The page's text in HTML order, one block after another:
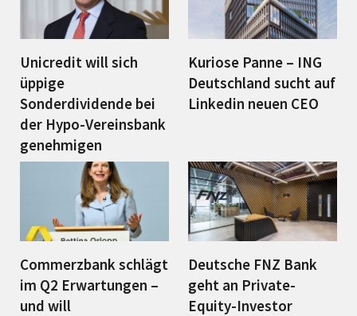
Unicredit will sich
üppige
Sonderdividende bei
der Hypo-Vereinsbank
genehmigen
Kuriose Panne – ING
Deutschland sucht auf
Linkedin neuen CEO
Commerzbank schlägt
im Q2 Erwartungen –
und will
Deutsche FNZ Bank
geht an Private-
Equity-Investor